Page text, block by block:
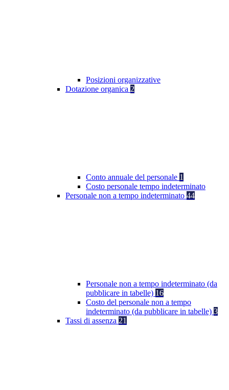
Posizioni organizzative
Dotazione organica 2
Conto annuale del personale 1
Costo personale tempo indeterminato
Personale non a tempo indeterminato 44
Personale non a tempo indeterminato (da
pubblicare in tabelle) 16
Costo del personale non a tempo
indeterminato (da pubblicare in tabelle) 3
Tassi di assenza 21